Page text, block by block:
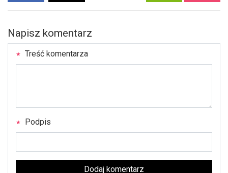
Napisz komentarz
Treść komentarza
Podpis
Dodaj komentarz